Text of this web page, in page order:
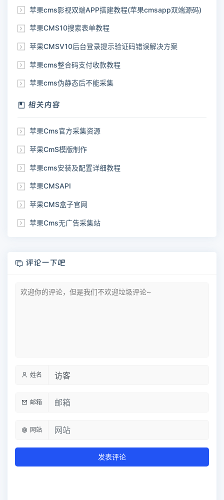
苹果cms影视双端APP搭建教程(苹果cmsapp双端源码)
苹果CMS10搜索表单教程
苹果CMSV10后台登录提示验证码错误解决方案
苹果cms整合码支付收款教程
苹果cms伪静态后不能采集
相关内容
苹果Cms官方采集资源
苹果CmS模版制作
苹果cms安装及配置详细教程
苹果CMSAPI
苹果CMS盒子官网
苹果Cms无广告采集站
评论一下吧
姓名
邮箱
网站
发表评论